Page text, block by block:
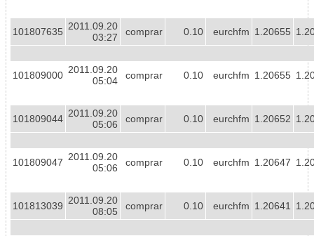
101807635 2011.09.20
03:27
comprar 0.10 eurchfm 1.20655
101809000 2011.09.20
05:04
comprar 0.10 eurchfm 1.20655
101809044 2011.09.20
05:06
comprar 0.10 eurchfm 1.20652
101809047 2011.09.20
05:06
comprar 0.10 eurchfm 1.20647
101813039 2011.09.20
08:05
comprar 0.10 eurchfm 1.20641